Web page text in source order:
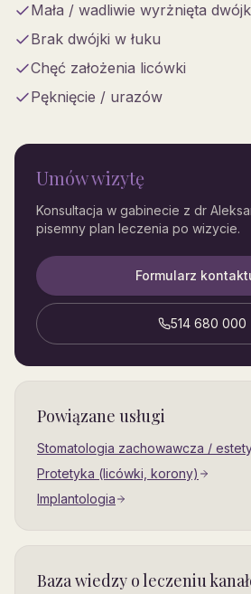
Mała / wadliwie wyrżnięta
Brak dwójki w łuku
Chęć założenia licówki
Pęknięcie / urazów
Umów wizytę
Konsultacja w gabinecie z dr
pisemny plan leczenia po wizycie.
Formularz
514 680 000
Powiązane usługi
Stomatologia zachowawcza /
Protetyka (licówki, korony)
Implantologia
Baza wiedzy o leczeniu